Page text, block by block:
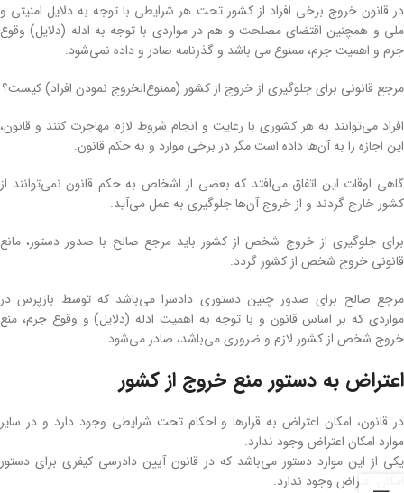
در قانون خروج برخی افراد از کشور تحت هر شرایطی با توجه به دلایل امنیتی و
ملی و همچنین اقتضای مصلحت و هم در مواردی با توجه به ادله (دلایل) وقوع
جرم و اهمیت جرم، ممنوع می باشد و گذرنامه صادر و داده نمی‌شود.
مرجع قانونی برای جلوگیری از خروج از کشور (ممنوع‌الخروج نمودن افراد) کیست؟
افراد می‌توانند به هر کشوری با رعایت و انجام شروط لازم مهاجرت کنند و قانون،
این اجازه را به آن‌ها داده است مگر در برخی موارد و به حکم قانون.
گاهی اوقات این اتفاق می‌افتد که بعضی از اشخاص به حکم قانون نمی‌توانند از
کشور خارج گردند و از خروج آن‌ها جلوگیری به عمل می‌آید.
برای جلوگیری از خروج شخص از کشور باید مرجع صالح با صدور دستور، مانع
قانونی خروج شخص از کشور گردد.
مرجع صالح برای صدور چنین دستوری دادسرا می‌باشد که توسط بازپرس در
مواردی که بر اساس قانون و با توجه به اهمیت ادله (دلایل) و وقوع جرم، منع
خروج شخص از کشور لازم و ضروری می‌باشد، صادر می‌شود.
اعتراض به دستور منع خروج از کشور
در قانون، امکان اعتراض به قرارها و احکام تحت شرایطی وجود دارد و در سایر
موارد امکان اعتراض وجود ندارد.
یکی از این موارد دستور می‌باشد که در قانون آیین دادرسی کیفری برای دستور
امکان اعتراض وجود ندارد.